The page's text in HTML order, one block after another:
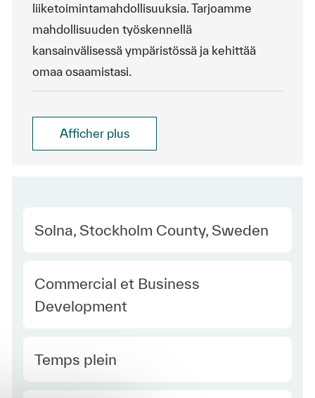
liiketoimintamahdollisuuksia. Tarjoamme
mahdollisuuden työskennellä
kansainvälisessä ympäristössä ja kehittää
omaa osaamistasi.
Afficher plus
Location
Solna, Stockholm County, Sweden
Category
Commercial et Business
Development
Type Europe
Temps plein